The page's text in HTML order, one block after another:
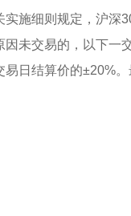
施细则规定，沪深
因未交易的，以下
易日结算价的±20%